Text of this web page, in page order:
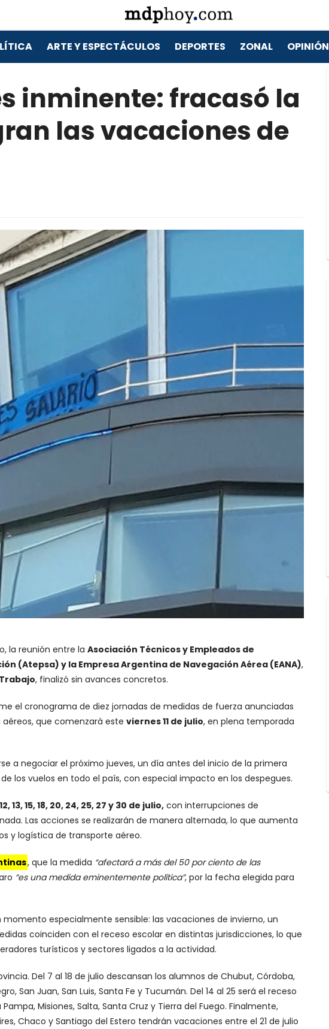
ARTE Y ESPECTÁCULOS DEPORTES ZONAL OPINIÓN
inminente: fracasó la
las vacaciones de
la reunión entre la Asociación Técnicos y Empleados de
(Atepsa) y la Empresa Argentina de Navegación Aérea (EANA),
, finalizó sin avances concretos.
el cronograma de diez jornadas de medidas de fuerza anunciadas
que comenzará este viernes 11 de julio, en plena temporada
a negociar el próximo jueves, un día antes del inicio de la primera
los vuelos en todo el país, con especial impacto en los despegues.
12, 13, 15, 18, 20, 24, 25, 27 y 30 de julio,con interrupciones de
Las acciones se realizarán de manera alternada, lo que aumenta
y logística de transporte aéreo.
, que la medida “afectará a más del 50 por ciento de las
“es una medida eminentemente política”, por la fecha elegida para
momento especialmente sensible: las vacaciones de invierno, un
coinciden con el receso escolar en distintas jurisdicciones, lo que
turísticos y sectores ligados a la actividad.
Del 7 al 18 de julio descansan los alumnos de Chubut, Córdoba,
San Juan, San Luis, Santa Fe y Tucumán. Del 14 al 25 será el receso
Misiones, Salta, Santa Cruz y Tierra del Fuego. Finalmente,
Chaco y Santiago del Estero tendrán vacaciones entre el 21 de julio